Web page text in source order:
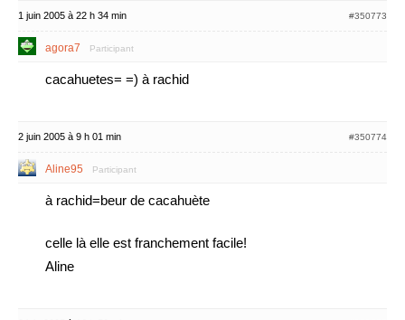
1 juin 2005 à 22 h 34 min #350773
agora7 Participant
cacahuetes= =) à rachid
2 juin 2005 à 9 h 01 min #350774
Aline95 Participant
à rachid=beur de cacahuète
celle là elle est franchement facile!
Aline